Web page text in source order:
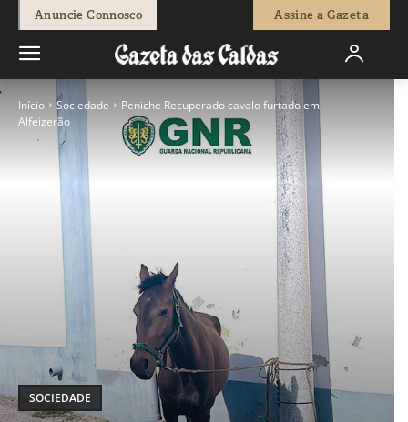
Anuncie Connosco Assine a Gazeta
Início Sociedade
Peniche Recuperado cavalo furtado em
Alfeizerão
SOCIEDADE